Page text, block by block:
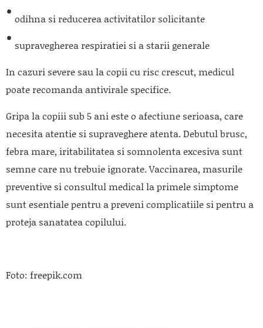
odihna si reducerea activitatilor solicitante
supravegherea respiratiei si a starii generale
In cazuri severe sau la copii cu risc crescut, medicul
poate recomanda antivirale specifice.
Gripa la copiii sub 5 ani este o afectiune serioasa, care
necesita atentie si supraveghere atenta. Debutul brusc,
febra mare, iritabilitatea si somnolenta excesiva sunt
semne care nu trebuie ignorate. Vaccinarea, masurile
preventive si consultul medical la primele simptome
sunt esentiale pentru a preveni complicatiile si pentru a
proteja sanatatea copilului.
Foto: freepik.com